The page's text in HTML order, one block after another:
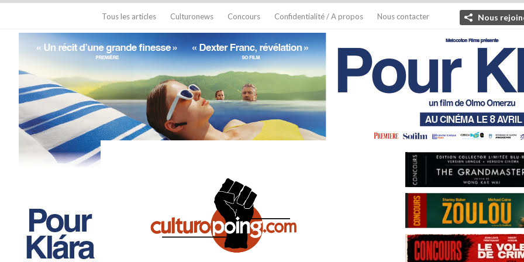
Tous les articles Culturonews Concours Confidentialité / A propos Nous contacter Nous